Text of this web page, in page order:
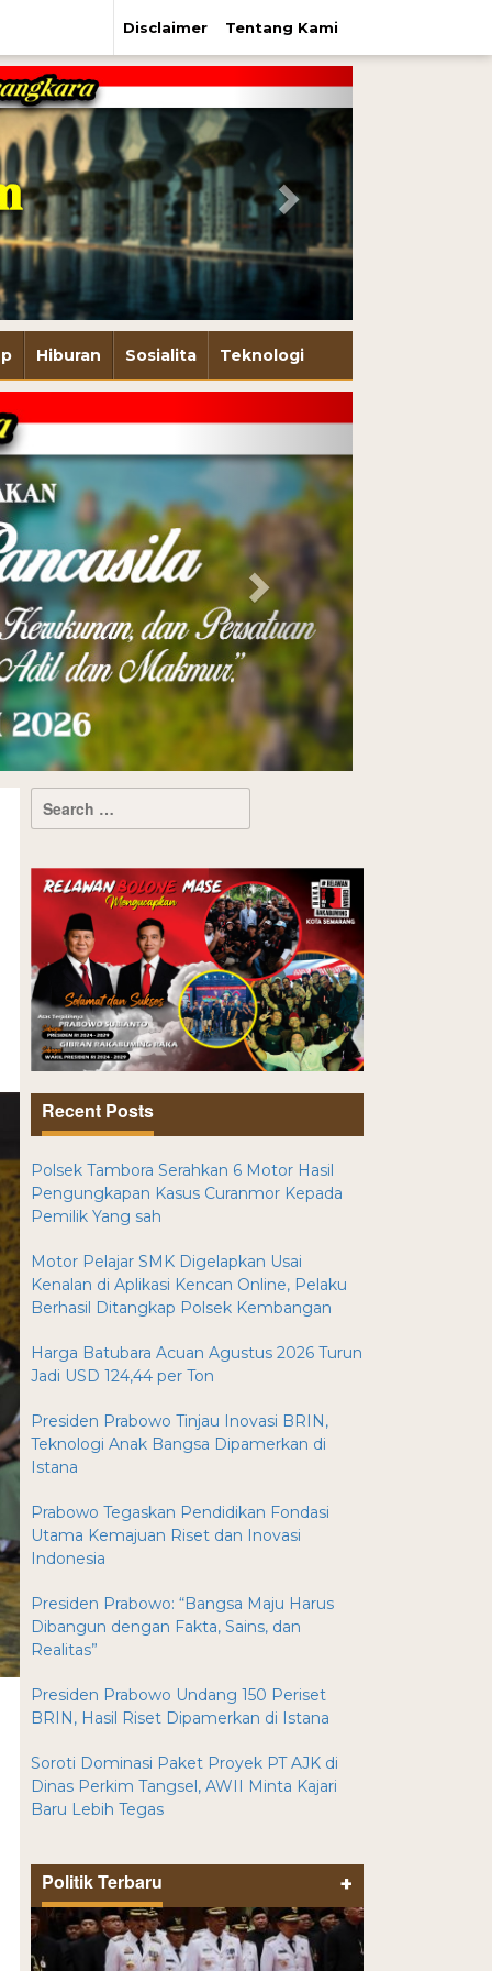
Disclaimer Tentang Kami
Next
Hiburan Sosialita Teknologi
Recent Posts
Polsek Tambora Serahkan 6 Motor Hasil
Pengungkapan Kasus Curanmor Kepada
Pemilik Yang sah
Motor Pelajar SMK Digelapkan Usai
Kenalan di Aplikasi Kencan Online, Pelaku
Berhasil Ditangkap Polsek Kembangan
Harga Batubara Acuan Agustus 2026 Turun
Jadi USD 124,44 per Ton
Presiden Prabowo Tinjau Inovasi BRIN,
Teknologi Anak Bangsa Dipamerkan di
Istana
Prabowo Tegaskan Pendidikan Fondasi
Utama Kemajuan Riset dan Inovasi
Indonesia
Presiden Prabowo: “Bangsa Maju Harus
Dibangun dengan Fakta, Sains, dan
Realitas”
Presiden Prabowo Undang 150 Periset
BRIN, Hasil Riset Dipamerkan di Istana
Soroti Dominasi Paket Proyek PT AJK di
Dinas Perkim Tangsel, AWII Minta Kajari
Baru Lebih Tegas
Politik Terbaru +